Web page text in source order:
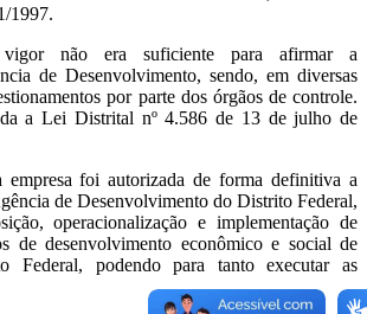
1997.
não era suficiente para afirmar a
de Desenvolvimento, sendo, em diversas
por parte dos órgãos de controle.
a Lei Distrital nº 4.586 de 13 de julho de
foi autorizada de forma definitiva a
de Desenvolvimento do Distrito Federal,
operacionalização e implementação de
de desenvolvimento econômico e social de
Federal, podendo para tanto executar as